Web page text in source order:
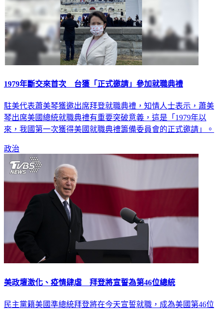
1979年斷交來首次 台獲「正式邀請」參加就職典禮
駐美代表蕭美琴獲邀出席拜登就職典禮，知情人士表示，蕭美
琴出席美國總統就職典禮有重要突破意義，這是「1979年以
來，我國第一次獲得美國就職典禮籌備委員會的正式邀請」。
政治
美政壇激化、疫情肆虐 拜登將宣誓為第46位總統
民主黨籍美國準總統拜登將在今天宣誓就職，成為美國第46位